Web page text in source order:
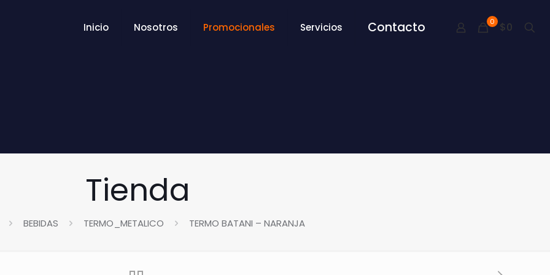
Inicio Nosotros Promocionales Servicios Contacto 0 $0
Tienda
BEBIDAS TERMO_METALICO TERMO BATANI – NARANJA